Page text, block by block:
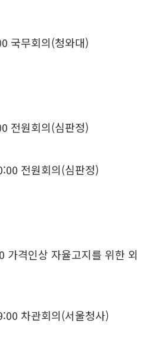
국무회의(청와대)
전원회의(심판정)
전원회의(심판정)
격인상 자율고지를 위한 외
차관회의(서울청사)